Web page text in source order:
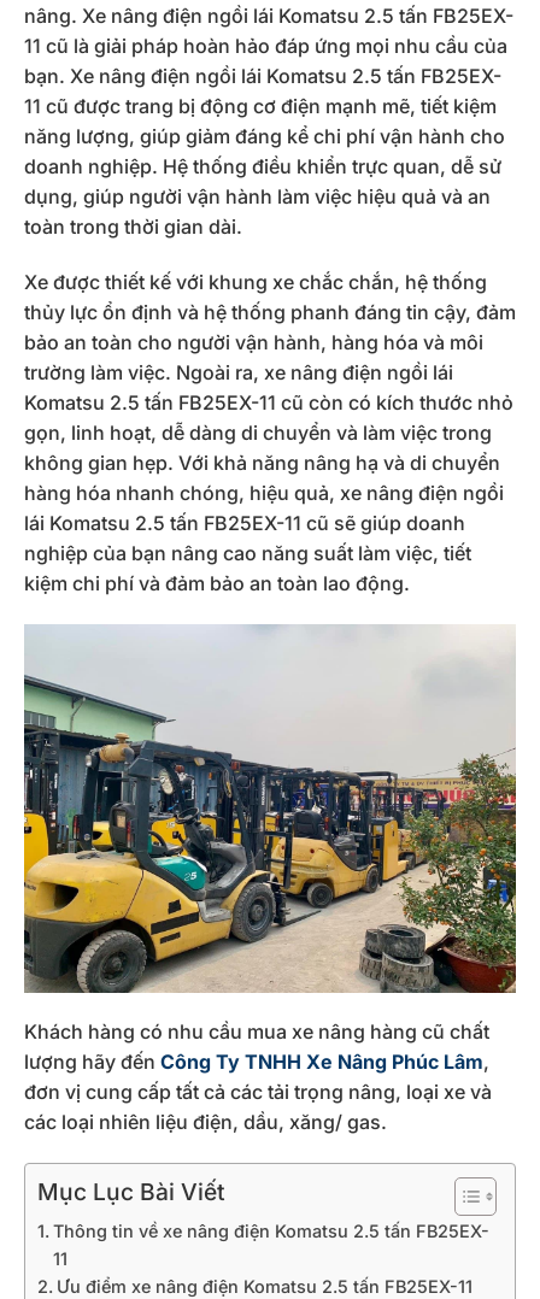
nâng. Xe nâng điện ngồi lái Komatsu 2.5 tấn FB25EX-
11 cũ là giải pháp hoàn hảo đáp ứng mọi nhu cầu của
bạn. Xe nâng điện ngồi lái Komatsu 2.5 tấn FB25EX-
11 cũ được trang bị động cơ điện mạnh mẽ, tiết kiệm
năng lượng, giúp giảm đáng kể chi phí vận hành cho
doanh nghiệp. Hệ thống điều khiển trực quan, dễ sử
dụng, giúp người vận hành làm việc hiệu quả và an
toàn trong thời gian dài.
Xe được thiết kế với khung xe chắc chắn, hệ thống
thủy lực ổn định và hệ thống phanh đáng tin cậy, đảm
bảo an toàn cho người vận hành, hàng hóa và môi
trường làm việc. Ngoài ra, xe nâng điện ngồi lái
Komatsu 2.5 tấn FB25EX-11 cũ còn có kích thước nhỏ
gọn, linh hoạt, dễ dàng di chuyển và làm việc trong
không gian hẹp. Với khả năng nâng hạ và di chuyển
hàng hóa nhanh chóng, hiệu quả, xe nâng điện ngồi
lái Komatsu 2.5 tấn FB25EX-11 cũ sẽ giúp doanh
nghiệp của bạn nâng cao năng suất làm việc, tiết
kiệm chi phí và đảm bảo an toàn lao động.
Khách hàng có nhu cầu mua xe nâng hàng cũ chất
lượng hãy đến Công Ty TNHH Xe Nâng Phúc Lâm,
đơn vị cung cấp tất cả các tải trọng nâng, loại xe và
các loại nhiên liệu điện, dầu, xăng/ gas.
Mục Lục Bài Viết
Thông tin về xe nâng điện Komatsu 2.5 tấn FB25EX-
11
Ưu điểm xe nâng điện Komatsu 2.5 tấn FB25EX-11